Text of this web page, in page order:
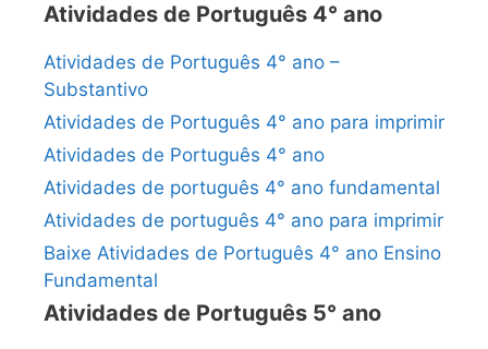
Atividades de Português 4° ano
Atividades de Português 4° ano –
Substantivo
Atividades de Português 4° ano para imprimir
Atividades de Português 4° ano
Atividades de português 4° ano fundamental
Atividades de português 4° ano para imprimir
Baixe Atividades de Português 4° ano Ensino
Fundamental
Atividades de Português 5° ano